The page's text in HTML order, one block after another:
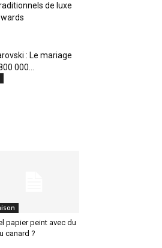
de luxe
: Le mariage
000...
papier peint avec du
canard ?